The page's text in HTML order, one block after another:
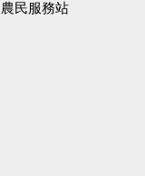
農民服務站